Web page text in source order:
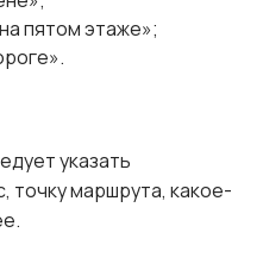
пятом этаже»;
указать
точку маршрута, какое-